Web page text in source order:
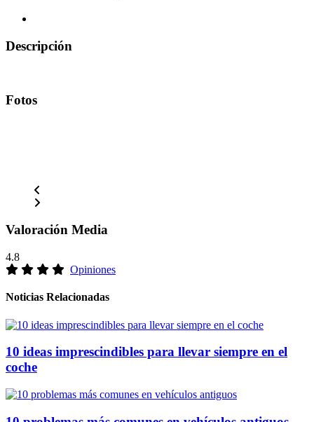
Descripción
Fotos
Valoración Media
4.8
Opiniones
Noticias Relacionadas
10 ideas imprescindibles para llevar siempre en el
coche